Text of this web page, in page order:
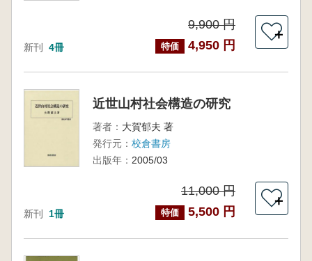
新刊 4冊
9,900 円
特価 4,950 円
＋
近世山村社会構造の研究
著者： 大賀郁夫 著
発行元： 校倉書房
出版年： 2005/03
新刊 1冊
11,000 円
特価 5,500 円
＋